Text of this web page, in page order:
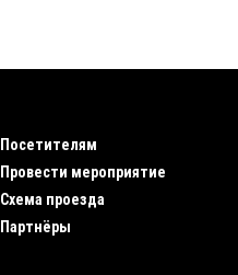
Посетителям
Провести мероприятие
Схема проезда
Партнёры